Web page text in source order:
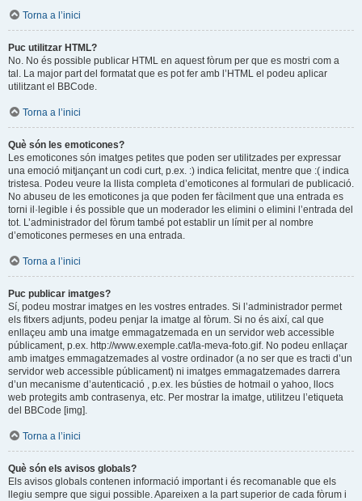
Torna a l’inici
Puc utilitzar HTML?
No. No és possible publicar HTML en aquest fòrum per que es mostri com a
tal. La major part del formatat que es pot fer amb l’HTML el podeu aplicar
utilitzant el BBCode.
Torna a l’inici
Què són les emoticones?
Les emoticones són imatges petites que poden ser utilitzades per expressar
una emoció mitjançant un codi curt, p.ex. :) indica felicitat, mentre que :( indica
tristesa. Podeu veure la llista completa d’emoticones al formulari de publicació.
No abuseu de les emoticones ja que poden fer fàcilment que una entrada es
torni il·legible i és possible que un moderador les elimini o elimini l’entrada del
tot. L’administrador del fòrum també pot establir un límit per al nombre
d’emoticones permeses en una entrada.
Torna a l’inici
Puc publicar imatges?
Sí, podeu mostrar imatges en les vostres entrades. Si l’administrador permet
els fitxers adjunts, podeu penjar la imatge al fòrum. Si no és així, cal que
enllaçeu amb una imatge emmagatzemada en un servidor web accessible
públicament, p.ex. http://www.exemple.cat/la-meva-foto.gif. No podeu enllaçar
amb imatges emmagatzemades al vostre ordinador (a no ser que es tracti d’un
servidor web accessible públicament) ni imatges emmagatzemades darrera
d’un mecanisme d’autenticació , p.ex. les bústies de hotmail o yahoo, llocs
web protegits amb contrasenya, etc. Per mostrar la imatge, utilitzeu l’etiqueta
del BBCode [img].
Torna a l’inici
Què són els avisos globals?
Els avisos globals contenen informació important i és recomanable que els
llegiu sempre que sigui possible. Apareixen a la part superior de cada fòrum i